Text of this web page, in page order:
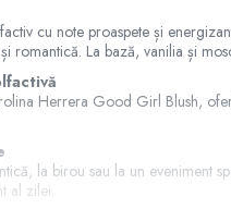
cu note proaspete și
romantică. La bază, vanilia și
Herrera Good Girl Blush,
la birou sau la un eveniment
al zilei.